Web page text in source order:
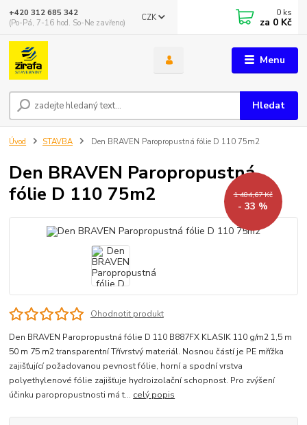
Menu
CZK
Hledat
+420 312 685 342
(Po-Pá, 7-16 hod. So-Ne zavřeno)
0 ks
za 0 Kč
Úvod STAVBA Den BRAVEN Paropropustná fólie D 110 75m2
Den BRAVEN Paropropustná
fólie D 110 75m2
1 484,67 Kč
- 33 %
Ohodnotit produkt
Den BRAVEN Paropropustná fólie D 110 B887FX KLASIK 110 g/m2 1,5 m
50 m 75 m2 transparentní Třívrstvý materiál. Nosnou částí je PE mřížka
zajišťující požadovanou pevnost fólie, horní a spodní vrstva
polyethylenové fólie zajišťuje hydroizolační schopnost. Pro zvýšení
účinku paropropustnosti má t... celý popis